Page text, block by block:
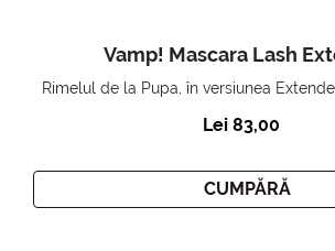
Vamp! Mascara Lash
Lei 83,00
CUMPĂRĂ